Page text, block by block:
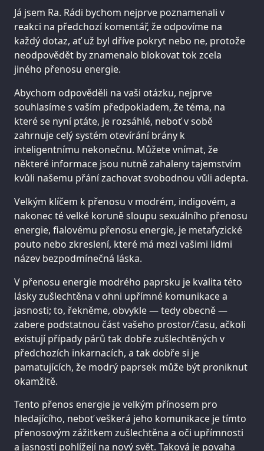
Já jsem Ra. Rádi bychom nejprve poznamenali v
reakci na předchozí komentář, že odpovíme na
každý dotaz, ať už byl dříve pokryt nebo ne, protože
neodpovědět by znamenalo blokovat tok zcela
jiného přenosu energie.
Abychom odpověděli na vaši otázku, nejprve
souhlasíme s vaším předpokladem, že téma, na
které se nyní ptáte, je rozsáhlé, neboť v sobě
zahrnuje celý systém otevírání brány k
inteligentnímu nekonečnu. Můžete vnímat, že
některé informace jsou nutně zahaleny tajemstvím
kvůli našemu přání zachovat svobodnou vůli adepta.
Velkým klíčem k přenosu v modrém, indigovém, a
nakonec té velké koruně sloupu sexuálního přenosu
energie, fialovému přenosu energie, je metafyzické
pouto nebo zkreslení, které má mezi vašimi lidmi
název bezpodmínečná láska.
V přenosu energie modrého paprsku je kvalita této
lásky zušlechtěna v ohni upřímné komunikace a
jasnosti; to, řekněme, obvykle — tedy obecně —
zabere podstatnou část vašeho prostor/času, ačkoli
existují případy párů tak dobře zušlechtěných v
předchozích inkarnacích, a tak dobře si je
pamatujících, že modrý paprsek může být proniknut
okamžitě.
Tento přenos energie je velkým přínosem pro
hledajícího, neboť veškerá jeho komunikace je tímto
přenosovým zážitkem zušlechtěna a oči upřímnosti
a jasnosti pohlížejí na nový svět. Taková je povaha